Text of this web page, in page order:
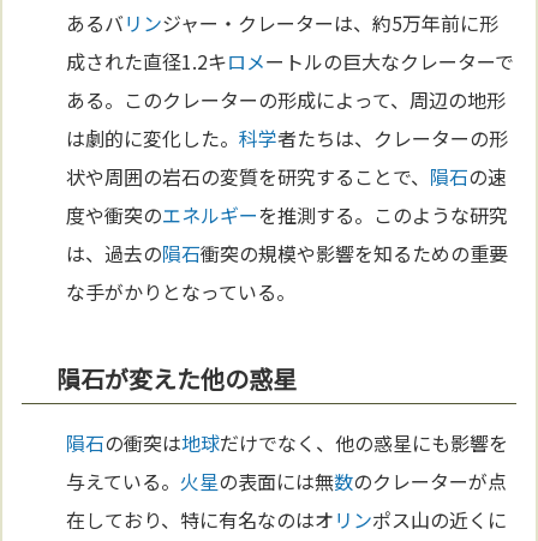
あるバリンジャー・クレーターは、約5万年前に形
成された直径1.2キロメートルの巨大なクレーターで
ある。このクレーターの形成によって、周辺の地形
は劇的に変化した。科学者たちは、クレーターの形
状や周囲の岩石の変質を研究することで、 隕石の速
度や衝突のエネルギーを推測する。このような研究
は、過去の隕石衝突の規模や影響を知るための重要
な手がかりとなっている。
隕石が変えた他の惑星
隕石の衝突は地球だけでなく、他の惑星にも影響を
与えている。 火星の表面には無数のクレーターが点
在しており、特に有名なのはオリンポス山の近くに